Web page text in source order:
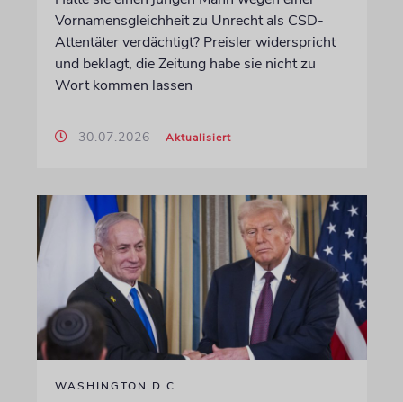
Vornamensgleichheit zu Unrecht als CSD-
Attentäter verdächtigt? Preisler widerspricht
und beklagt, die Zeitung habe sie nicht zu
Wort kommen lassen
30.07.2026 Aktualisiert
WASHINGTON D.C.